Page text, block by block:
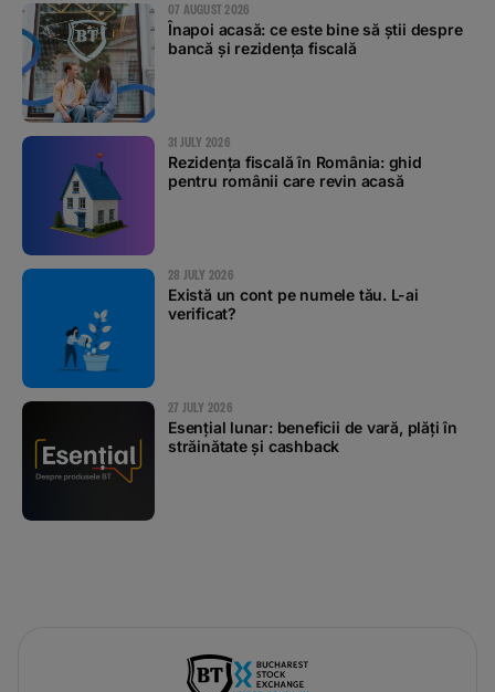
07 AUGUST 2026
Înapoi acasă: ce este bine să știi despre
bancă și rezidența fiscală
31 JULY 2026
Rezidența fiscală în România: ghid
pentru românii care revin acasă
28 JULY 2026
Există un cont pe numele tău. L-ai
verificat?
27 JULY 2026
Esențial lunar: beneficii de vară, plăți în
străinătate și cashback